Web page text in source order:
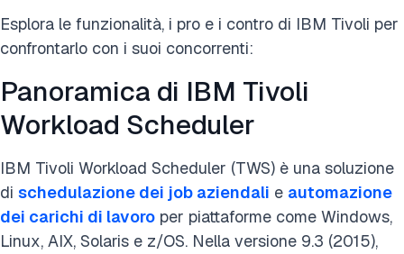
Esplora le funzionalità, i pro e i contro di IBM Tivoli per
confrontarlo con i suoi concorrenti:
Panoramica di IBM Tivoli
Workload Scheduler
IBM Tivoli Workload Scheduler (TWS) è una soluzione
di schedulazione dei job aziendali e automazione
dei carichi di lavoro per piattaforme come Windows,
Linux, AIX, Solaris e z/OS. Nella versione 9.3 (2015),